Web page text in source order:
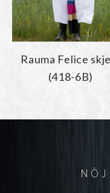
Rauma Felice
(418-6B)